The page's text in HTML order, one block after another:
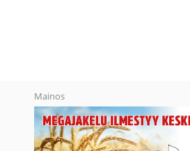
Mainos